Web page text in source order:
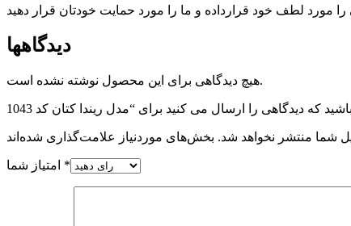
دیدگاهها
هیچ دیدگاهی برای این محصول نوشته نشده است.
شما منتشر نخواهد شد.
*